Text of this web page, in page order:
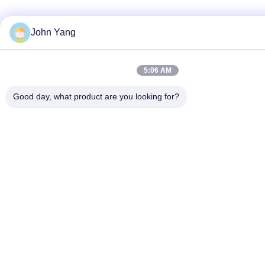
John Yang
5:06 AM
Good day, what product are you looking for?